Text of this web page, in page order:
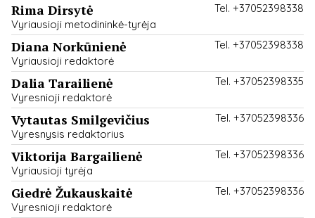
Tel. +37052398338
Rima Dirsytė
Vyriausioji metodininkė-tyrėja
Tel. +37052398338
Diana Norkūnienė
Vyriausioji redaktorė
Tel. +37052398335
Dalia Tarailienė
Vyresnioji redaktorė
Tel. +37052398336
Vytautas Smilgevičius
Vyresnysis redaktorius
Tel. +37052398336
Viktorija Bargailienė
Vyriausioji tyrėja
Tel. +37052398336
Giedrė Žukauskaitė
Vyresnioji redaktorė